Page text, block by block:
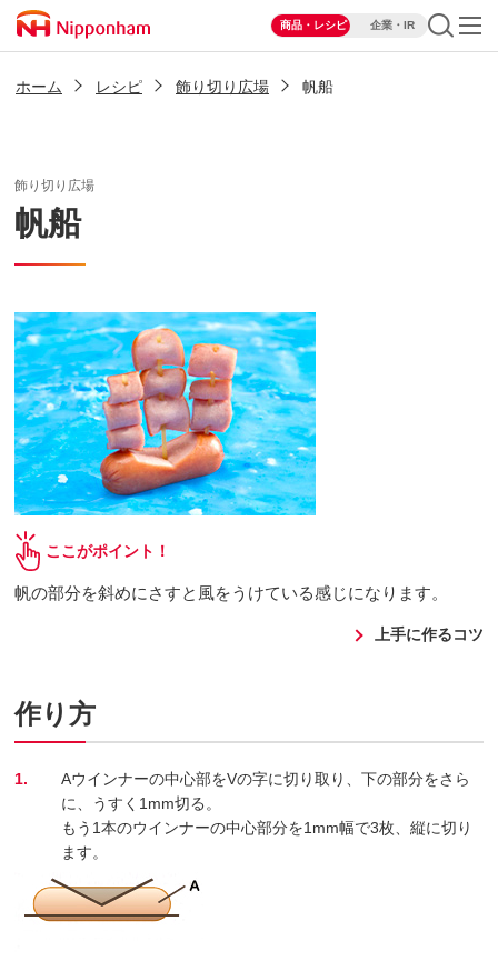
商品・レシピ 企業・IR
ホーム レシピ 飾り切り広場 帆船
飾り切り広場
帆船
ここがポイント！
帆の部分を斜めにさすと風をうけている感じになります。
上手に作るコツ
作り方
1.
Aウインナーの中心部をVの字に切り取り、下の部分をさら
に、うすく1mm切る。
もう1本のウインナーの中心部分を1mm幅で3枚、縦に切り
ます。